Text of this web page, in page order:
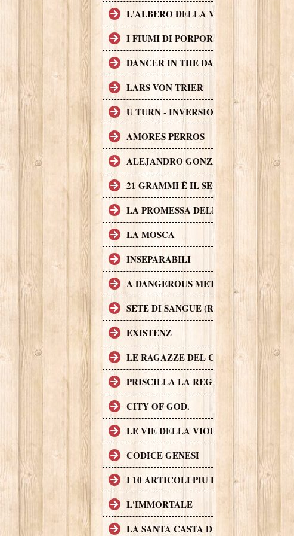
L'ALBERO DELLA VITA
I FIUMI DI PORPORA
DANCER IN THE DARK
LARS VON TRIER
U TURN - INVERSIONE DI MARCIA
AMORES PERROS
ALEJANDRO GONZÁLEZ IÑÁRRITU
21 GRAMMI È IL SECONDO FILM
LA PROMESSA DELL'ASSASSINO
LA MOSCA
INSEPARABILI
A DANGEROUS METHOD
SETE DI SANGUE (RABID)
EXISTENZ
LE RAGAZZE DEL COYOTE UGLY
PRISCILLA LA REGINA DEL DESERTO
CITY OF GOD.
LE VIE DELLA VIOLENZA
CODICE GENESI
I 10 ARTICOLI PIU LETTI SUL SITO
L'IMMORTALE
LA SANTA CASTA DELLA CHIESA